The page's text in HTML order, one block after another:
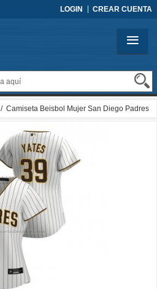
LOGIN CREAR CUENTA
/ Camiseta Beisbol Mujer San Diego Padres